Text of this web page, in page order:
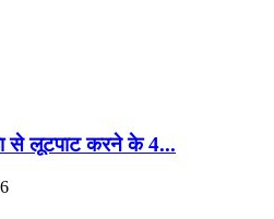
से लूटपाट करने के 4...